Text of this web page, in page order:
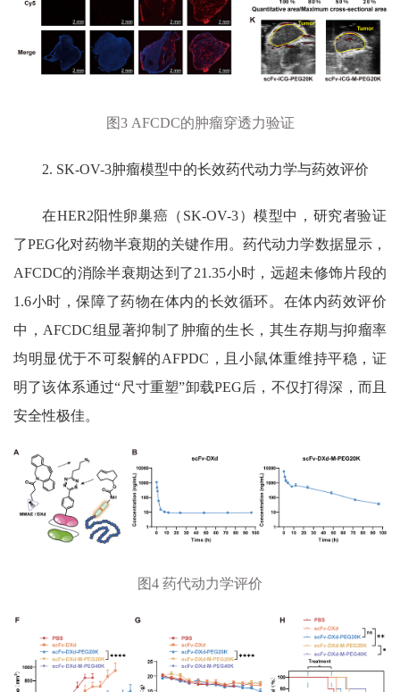
图3 AFCDC的肿瘤穿透力验证
2. SK-OV-3肿瘤模型中的长效药代动力学与药效评价
在HER2阳性卵巢癌（ SK-OV-3）模型中，研究者验证
了PEG化对药物半衰期的关键作用。药代动力学数据显示，
AFCDC的消除半衰期达到了21.35小时，远超未修饰片段的
1.6小时，保障了药物在体内的长效循环。在体内药效评价
中， AFCDC组显著抑制了肿瘤的生长，其生存期与抑瘤率
均明显优于不可裂解的AFPDC ，且小鼠体重维持平稳，证
明了该体系通过“尺寸重塑”卸载PEG后，不仅打得深，而且
安全性极佳。
图4 药代动力学评价